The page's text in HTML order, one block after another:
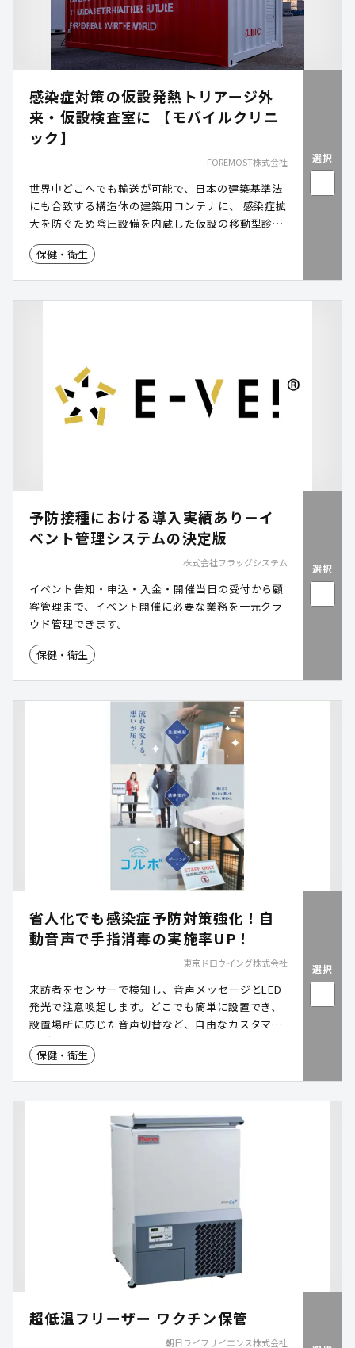
感染症対策の仮設発熱トリアージ外
来・仮設検査室に 【モバイルクリニ
ック】
FOREMOST株式会社
世界中どこへでも輸送が可能で、日本の建築基準法
にも合致する構造体の建築用コンテナに、 感染症拡
大を防ぐため陰圧設備を内蔵した仮設の移動型診療
所です。
保健・衛生
選択
予防接種における導入実績あり－イ
ベント管理システムの決定版
株式会社フラッグシステム
イベント告知・申込・入金・開催当日の受付から顧
客管理まで、イベント開催に必要な業務を一元クラ
ウド管理できます。
保健・衛生
選択
省人化でも感染症予防対策強化！自
動音声で手指消毒の実施率UP！
東京ドロウイング株式会社
来訪者をセンサーで検知し、音声メッセージとLED
発光で注意喚起します。どこでも簡単に設置でき、
設置場所に応じた音声切替など、自由なカスタマイ
ズが可能です!
保健・衛生
選択
超低温フリーザー ワクチン保管
朝日ライフサイエンス株式会社